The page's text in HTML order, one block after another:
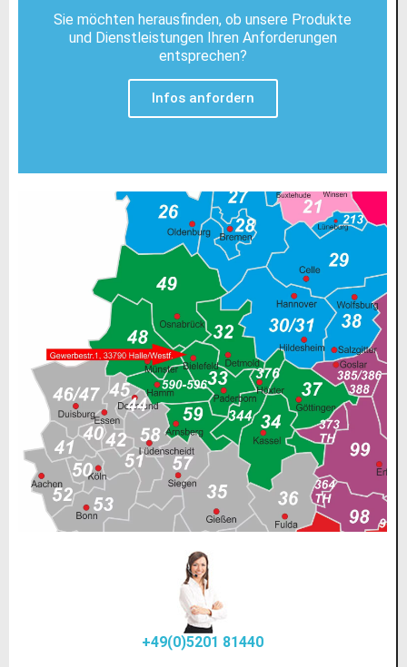
Sie möchten herausfinden, ob unsere Produkte
und Dienstleistungen Ihren Anforderungen
entsprechen?
Infos anfordern
+49(0)5201 81440